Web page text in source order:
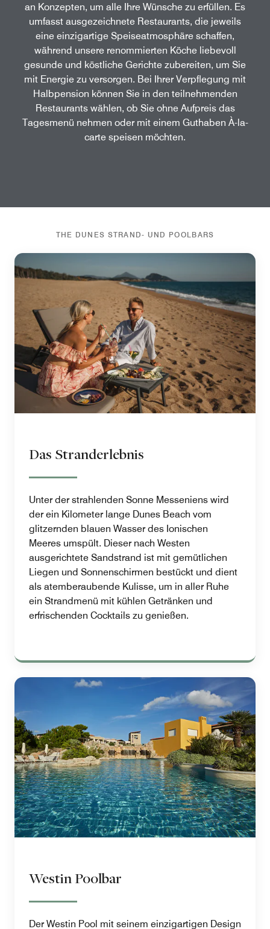
an Konzepten, um alle Ihre Wünsche zu erfüllen. Es
umfasst ausgezeichnete Restaurants, die jeweils
eine einzigartige Speiseatmosphäre schaffen,
während unsere renommierten Köche liebevoll
gesunde und köstliche Gerichte zubereiten, um Sie
mit Energie zu versorgen. Bei Ihrer Verpflegung mit
Halbpension können Sie in den teilnehmenden
Restaurants wählen, ob Sie ohne Aufpreis das
Tagesmenü nehmen oder mit einem Guthaben À-la-
carte speisen möchten.
THE DUNES STRAND- UND POOLBARS
Das Stranderlebnis
Unter der strahlenden Sonne Messeniens wird
der ein Kilometer lange Dunes Beach vom
glitzernden blauen Wasser des Ionischen
Meeres umspült. Dieser nach Westen
ausgerichtete Sandstrand ist mit gemütlichen
Liegen und Sonnenschirmen bestückt und dient
als atemberaubende Kulisse, um in aller Ruhe
ein Strandmenü mit kühlen Getränken und
erfrischenden Cocktails zu genießen.
Westin Poolbar
Der Westin Pool mit seinem einzigartigen Design